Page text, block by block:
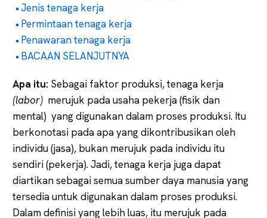
Jenis tenaga kerja
Permintaan tenaga kerja
Penawaran tenaga kerja
BACAAN SELANJUTNYA
Apa itu: Sebagai faktor produksi, tenaga kerja
(labor) merujuk pada usaha pekerja (fisik dan
mental) yang digunakan dalam proses produksi. Itu
berkonotasi pada apa yang dikontribusikan oleh
individu (jasa), bukan merujuk pada individu itu
sendiri (pekerja). Jadi, tenaga kerja juga dapat
diartikan sebagai semua sumber daya manusia yang
tersedia untuk digunakan dalam proses produksi.
Dalam definisi yang lebih luas, itu merujuk pada